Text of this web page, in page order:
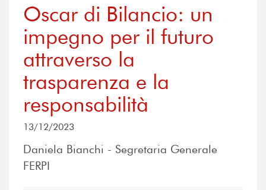
Oscar di Bilancio: un
impegno per il futuro
attraverso la
trasparenza e la
responsabilità
13/12/2023
Daniela Bianchi - Segretaria Generale
FERPI